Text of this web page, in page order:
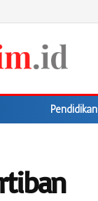
Pendidikan